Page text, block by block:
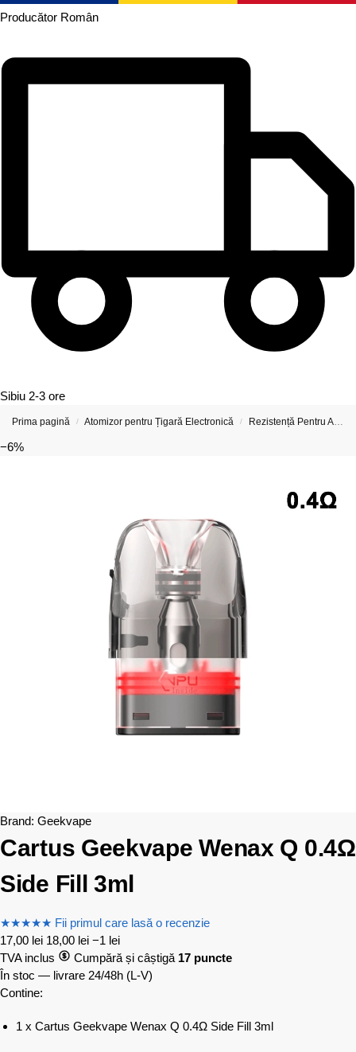
Producător Român
Sibiu 2-3 ore
Prima pagină / Atomizor pentru Țigară Electronică / Rezistență Pentru Atomizor De Țigară Electronică
−6%
Brand: Geekvape
Cartus Geekvape Wenax Q 0.4Ω
Side Fill 3ml
★★★★★ Fii primul care lasă o recenzie
17,00 lei 18,00 lei −1 lei
TVA inclus
Cumpără și câștigă 17 puncte
În stoc — livrare 24/48h (L-V)
Contine:
1 x Cartus Geekvape Wenax Q 0.4Ω Side Fill 3ml